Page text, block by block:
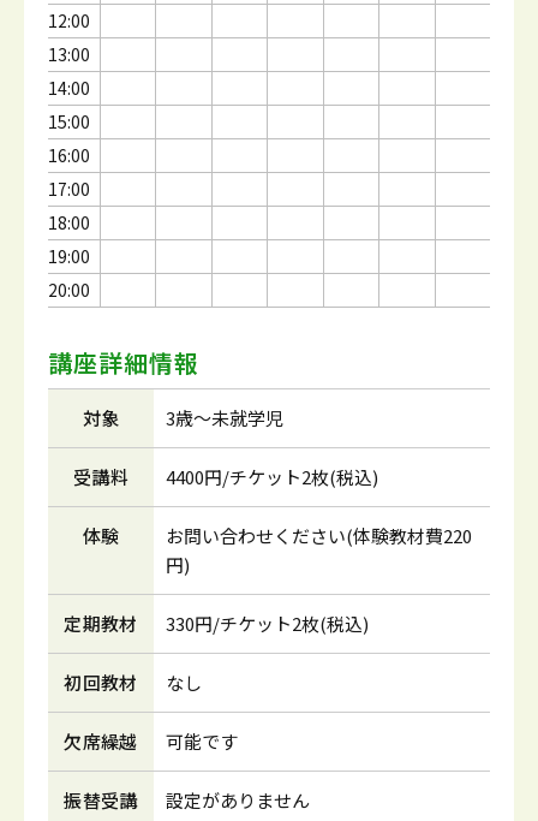
12:00
13:00
14:00
15:00
16:00
17:00
18:00
19:00
20:00
講座詳細情報
対象 3歳～未就学児
受講料 4400円/チケット2枚(税込)
体験
お問い合わせください(体験教材費220
円)
定期教材 330円/チケット2枚(税込)
初回教材 なし
欠席繰越 可能です
振替受講 設定がありません